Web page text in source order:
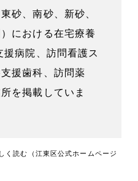
砂、南砂、新砂、
における在宅療養
病院、訪問看護ス
援歯科、訪問薬
を掲載していま
く読む（江東区公式ホームページ